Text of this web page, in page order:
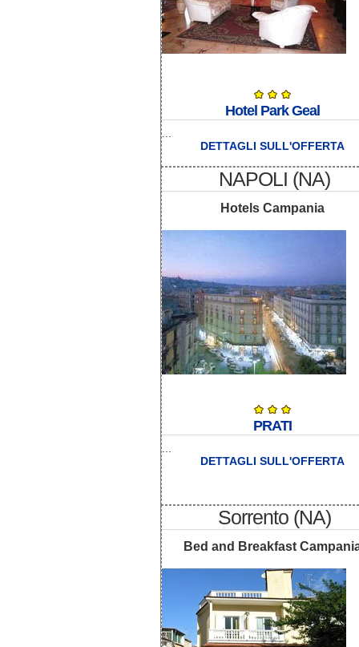
Hotel Park Geal
DETTAGLI SULL'OFFERTA
NAPOLI (NA)
Hotels Campania
PRATI
DETTAGLI SULL'OFFERTA
Sorrento (NA)
Bed and Breakfast